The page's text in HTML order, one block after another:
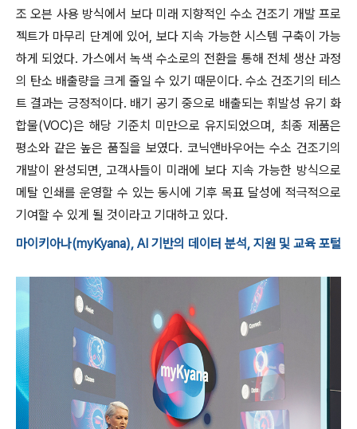
조 오븐 사용 방식에서 보다 미래 지향적인 수소 건조기 개발 프로
젝트가 마무리 단계에 있어, 보다 지속 가능한 시스템 구축이 가능
하게 되었다. 가스에서 녹색 수소로의 전환을 통해 전체 생산 과정
의 탄소 배출량을 크게 줄일 수 있기 때문이다. 수소 건조기의 테스
트 결과는 긍정적이다. 배기 공기 중으로 배출되는 휘발성 유기 화
합물(VOC)은 해당 기준치 미만으로 유지되었으며, 최종 제품은
평소와 같은 높은 품질을 보였다. 코닉앤바우어는 수소 건조기의
개발이 완성되면, 고객사들이 미래에 보다 지속 가능한 방식으로
메탈 인쇄를 운영할 수 있는 동시에 기후 목표 달성에 적극적으로
기여할 수 있게 될 것이라고 기대하고 있다.
마이키아나(myKyana), AI 기반의 데이터 분석, 지원 및 교육 포털